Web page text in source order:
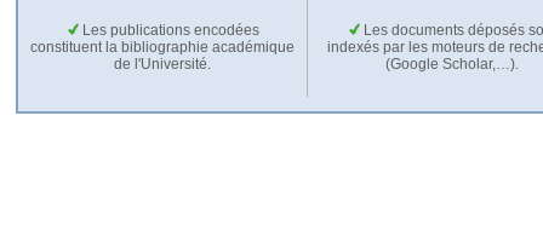
Les publications encodées
constituent la bibliographie académique
de l'Université.
Les documents déposés
indexés par les moteurs de
(Google Scholar,…).